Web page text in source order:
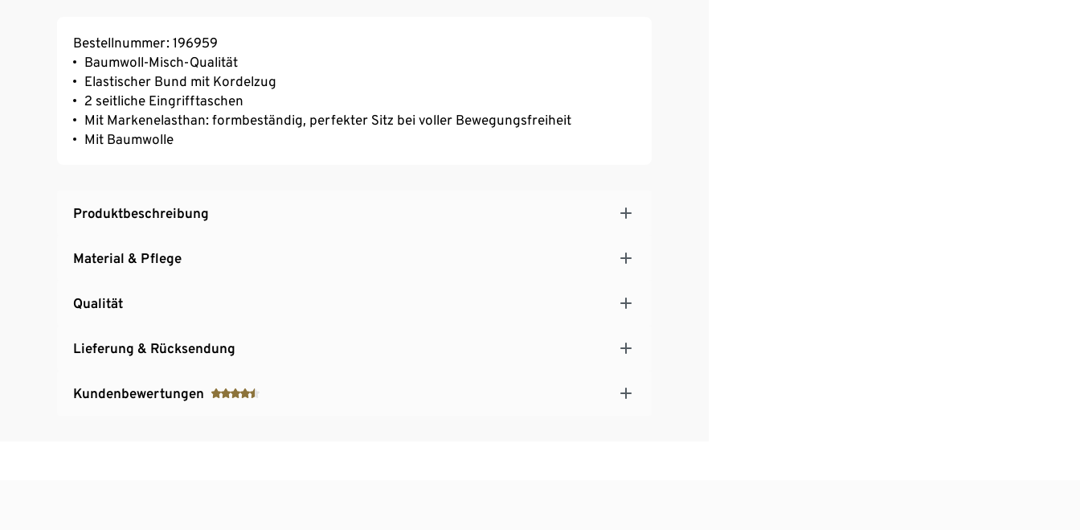
Bestellnummer: 196959
Baumwoll-Misch-Qualität
Elastischer Bund mit Kordelzug
2 seitliche Eingrifftaschen
Mit Markenelasthan: formbeständig, perfekter Sitz bei voller Bewegungsfreiheit
Mit Baumwolle
Produktbeschreibung
Material & Pflege
Qualität
Lieferung & Rücksendung
Kundenbewertungen